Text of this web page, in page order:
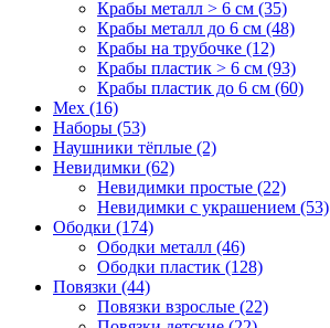
Крабы металл > 6 см (35)
Крабы металл до 6 см (48)
Крабы на трубочке (12)
Крабы пластик > 6 см (93)
Крабы пластик до 6 см (60)
Мех (16)
Наборы (53)
Наушники тёплые (2)
Невидимки (62)
Невидимки простые (22)
Невидимки с украшением (53)
Ободки (174)
Ободки металл (46)
Ободки пластик (128)
Повязки (44)
Повязки взрослые (22)